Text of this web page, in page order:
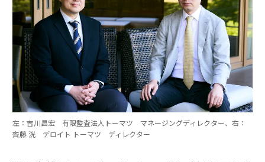
左：吉川昌宏 有限監査法人トーマツ マネージングディレクター、右：
齊藤 洸 デロイト トーマツ ディレクター